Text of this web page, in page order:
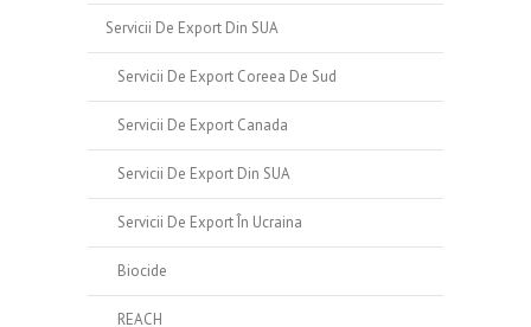
Servicii De Export Din SUA
Servicii De Export Coreea De Sud
Servicii De Export Canada
Servicii De Export Din SUA
Servicii De Export În Ucraina
Biocide
REACH